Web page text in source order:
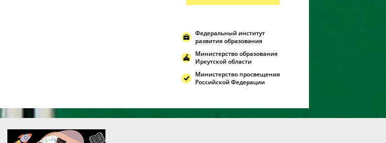
Федеральный институт
развития образования
Министерство образования
Иркутской области
Министерство просвещения
Российской Федерации